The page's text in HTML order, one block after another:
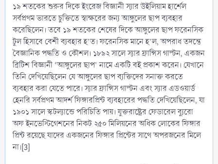
১৯ শতকের শুরুর দিকে ইংরেজ বিজ্ঞানী স্যার উইলিয়াম হার্শেল
সর্বপ্রথম ভারতে চুক্তিতে স্বাক্ষরের জন্য আঙ্গুলের ছাপ ব্যবহার
করেছিলেন। তবে ১৯ শতকের শেষের দিকে আঙ্গুলের ছাপ ফরেনসিক
টুল হিসাবে বেশী ব্যবহার হ’ত। ফরেনসিক মানে হ’ল, অপরাধ তদন্তে
বৈজ্ঞানিক পদ্ধতি ও কৌশল। ১৮৯২ সালে স্যার ফ্রান্সিস গাল্টন, একজন
ব্রিটিশ বিজ্ঞানী ‘আঙ্গুলের ছাপ’ নামে একটি বই প্রকাশ করেন। যেখানে
তিনি দেখিয়েছিলেন যে আঙ্গুলের ছাপ ব্যক্তিদের সনাক্ত করতে
ব্যবহার করা যেতে পারে। স্যার ফ্রান্সিস গাল্টন এবং স্যার এডওয়ার্ড
হেনরি সর্বপ্রথম আদর্শ ফিঙ্গারপ্রিন্ট ব্যবহারের পদ্ধতি দেখিয়েছিলেন, যা
১৯০১ সালে স্কটল্যান্ডে পরিচিতি পায়। যুক্তরাষ্ট্রের ফেডারেল ব্যুরো
অফ ইনভেস্টিগেশনের নিকট ২৫০ মিলিয়নের অধিক লোকের ফিঙ্গার
প্রিন্ট রয়েছে যাদের একজনের ফিঙ্গার প্রিন্টের সাথে অপরজনের মিলে
না।[3]